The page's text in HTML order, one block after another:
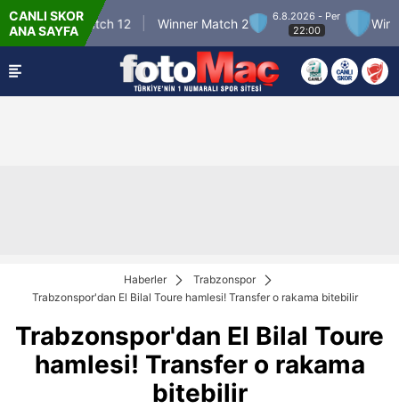
CANLI SKOR
ANA SAYFA
Winner Match 12 Winner Match 2
6.8.2026 - Per
22:00
Winner
Haberler
Trabzonspor
Trabzonspor'dan El Bilal Toure hamlesi! Transfer o rakama bitebilir
Trabzonspor'dan El Bilal Toure
hamlesi! Transfer o rakama
bitebilir